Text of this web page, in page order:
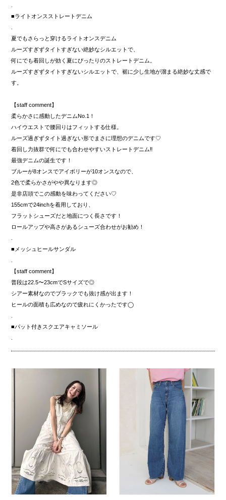
■ライトオンスストレートデニム
夏でもさらっと穿けるライトオンスデニム
ルーズすぎずタイトすぎない絶妙なシルエットで、
何にでも着回しが効く夏にぴったりのストレートデニム。
ルーズすぎずタイトすぎないシルエットで、裾に少し生地が溜まる絶妙な丈感で
す。
【staff comment】
柔らかさに感動したデニムNo.1！
ハイウエストで腰回りはフィットする仕様。
ルーズ過ぎずタイト過ぎない形でまさに理想のデニムです♡
着回し力抜群で何にでも合わせやすいストレートデニム‼︎
最強デニムの誕生です！
ブルーが8オンスでアイボリーが10オンスなので、
2色で柔らかさがやや異なります◎
是非店頭でこの感動を味わってください♡
155cmで24inchを着用しており、
フラットシューズだと地面につく長さです！
ロールアップや高さがあるシューズ合わせがお勧め！
■メッシュヒールサンダル
【staff comment】
普段は22.5〜23cmでSサイズで◎
シアー素材なのでブラックでも抜け感が出ます！
ヒールの面積も広めなので疲れにくかったです◯
■パット付きスクエアキャミソール